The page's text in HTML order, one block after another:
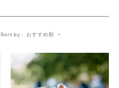
パピヨン
ドゥードル
クロスブリード
Sort by おすすめ順